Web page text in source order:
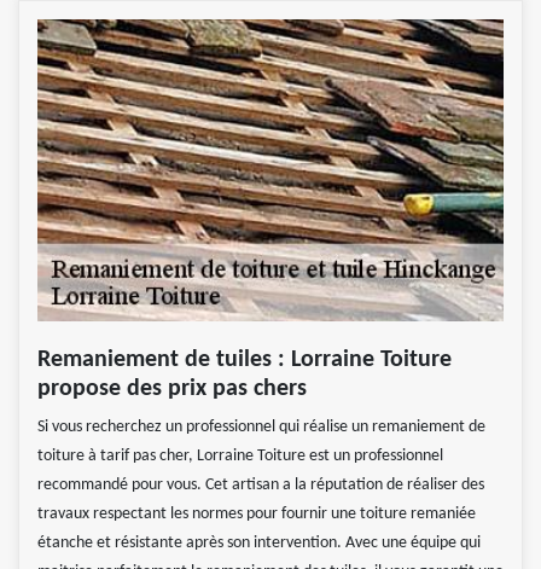
Remaniement de tuiles : Lorraine Toiture
propose des prix pas chers
Si vous recherchez un professionnel qui réalise un remaniement de
toiture à tarif pas cher, Lorraine Toiture est un professionnel
recommandé pour vous. Cet artisan a la réputation de réaliser des
travaux respectant les normes pour fournir une toiture remaniée
étanche et résistante après son intervention. Avec une équipe qui